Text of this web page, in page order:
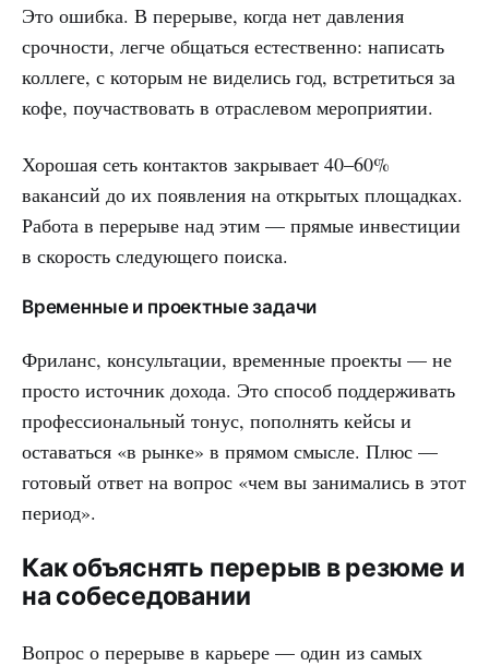
Это ошибка. В перерыве, когда нет давления
срочности, легче общаться естественно: написать
коллеге, с которым не виделись год, встретиться за
кофе, поучаствовать в отраслевом мероприятии.
Хорошая сеть контактов закрывает 40–60%
вакансий до их появления на открытых площадках.
Работа в перерыве над этим — прямые инвестиции
в скорость следующего поиска.
Временные и проектные задачи
Фриланс, консультации, временные проекты — не
просто источник дохода. Это способ поддерживать
профессиональный тонус, пополнять кейсы и
оставаться «в рынке» в прямом смысле. Плюс —
готовый ответ на вопрос «чем вы занимались в этот
период».
Как объяснять перерыв в резюме и
на собеседовании
Вопрос о перерыве в карьере — один из самых